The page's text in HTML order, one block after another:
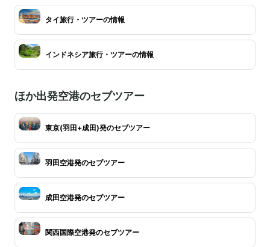
タイ旅行・ツアーの情報
インドネシア旅行・ツアーの情報
ほか出発空港のセブツアー
東京(羽田+成田)発のセブツアー
羽田空港発のセブツアー
成田空港発のセブツアー
関西国際空港発のセブツアー